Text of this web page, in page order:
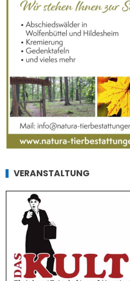
VERANSTALTUNG